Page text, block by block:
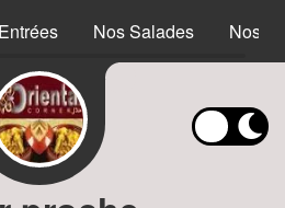
Nos Salades Nos